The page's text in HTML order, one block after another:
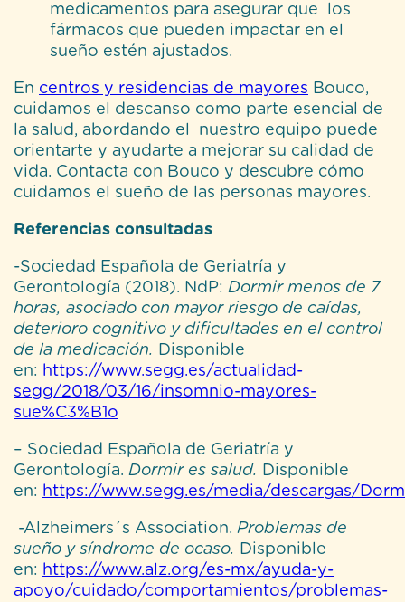
medicamentos para asegurar que los
fármacos que pueden impactar en el
sueño estén ajustados.
En centros y residencias de mayores Bouco,
cuidamos el descanso como parte esencial de
la salud, abordando el nuestro equipo puede
orientarte y ayudarte a mejorar su calidad de
vida. Contacta con Bouco y descubre cómo
cuidamos el sueño de las personas mayores.
Referencias consultadas
-Sociedad Española de Geriatría y
Gerontología (2018). NdP: Dormir menos de 7
horas, asociado con mayor riesgo de caídas,
deterioro cognitivo y dificultades en el control
de la medicación. Disponible
en: https://www.segg.es/actualidad-
segg/2018/03/16/insomnio-mayores-
sue%C3%B1o
– Sociedad Española de Geriatría y
Gerontología. Dormir es salud. Disponible
en: https://www.segg.es/media/descargas/
-Alzheimers´s Association. Problemas de
sueño y síndrome de ocaso. Disponible
en: https://www.alz.org/es-mx/ayuda-y-
apoyo/cuidado/comportamientos/problemas-